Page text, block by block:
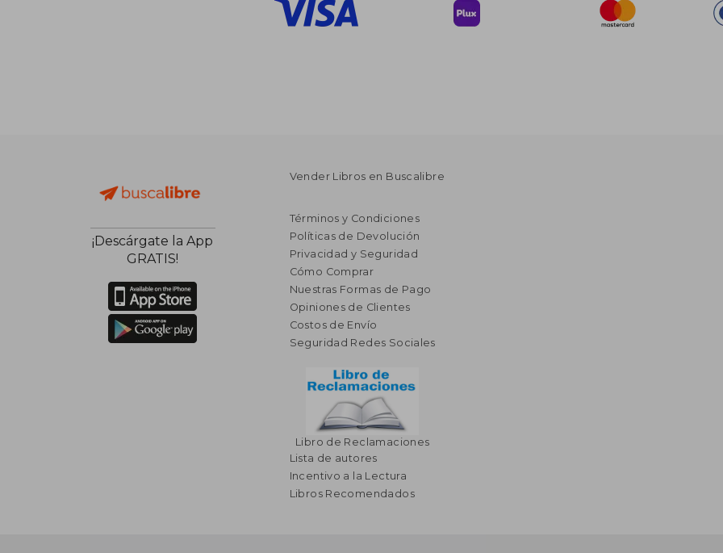
¡Descárgate la App
GRATIS!
Vender Libros en Buscalibre
Términos y Condiciones
Políticas de Devolución
Privacidad y Seguridad
Cómo Comprar
Nuestras Formas de Pago
Opiniones de Clientes
Costos de Envío
Seguridad Redes Sociales
Libro de Reclamaciones
Lista de autores
Incentivo a la Lectura
Libros Recomendados